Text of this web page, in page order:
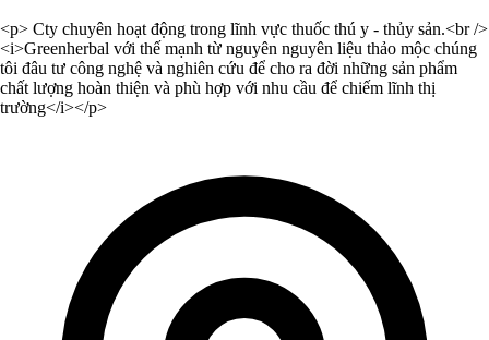
<p> Cty chuyên hoạt động trong lĩnh vực thuốc thú y - thủy sản.<br />
<i>Greenherbal với thế mạnh từ nguyên nguyên liệu thảo mộc chúng
tôi đâu tư công nghệ và nghiên cứu để cho ra đời những sản phẩm
chất lượng hoàn thiện và phù hợp với nhu cầu để chiếm lĩnh thị
trường</i></p>